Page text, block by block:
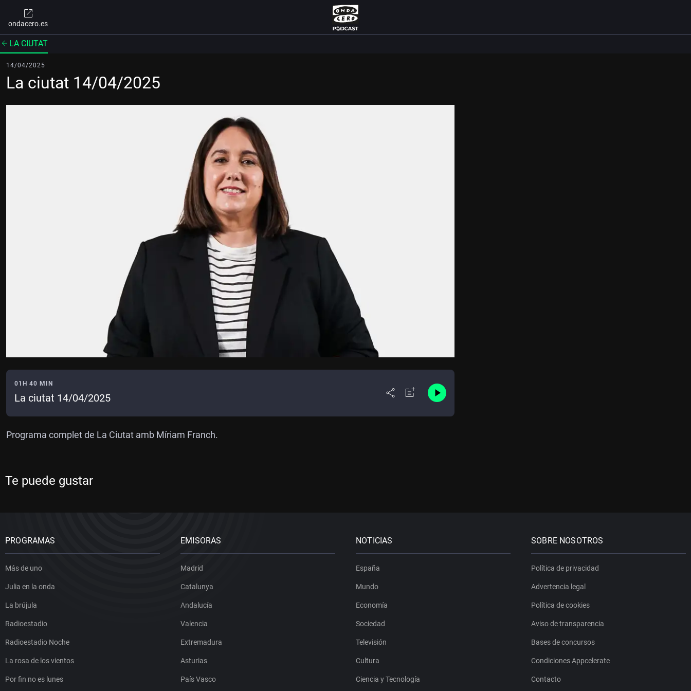
ondacero.es
LA CIUTAT
14/04/2025
La ciutat 14/04/2025
01H 40 MIN
La ciutat 14/04/2025
Programa complet de La Ciutat amb Míriam Franch.
Te puede gustar
PROGRAMAS
Más de uno
Julia en la onda
La brújula
Radioestadio
Radioestadio Noche
La rosa de los vientos
Por fin no es lunes
EMISORAS
Madrid
Catalunya
Andalucía
Valencia
Extremadura
Asturias
País Vasco
NOTICIAS
España
Mundo
Economía
Sociedad
Televisión
Cultura
Ciencia y Tecnología
SOBRE NOSOTROS
Política de privacidad
Advertencia legal
Política de cookies
Aviso de transparencia
Bases de concursos
Condiciones Appcelerate
Contacto